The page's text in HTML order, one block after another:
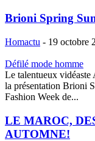
Brioni Spring
Homactu - 19 octobre
Défilé mode homme
Le talentueux vidéaste
la présentation Brioni
Fashion Week de...
LE MAROC,
AUTOMNE!